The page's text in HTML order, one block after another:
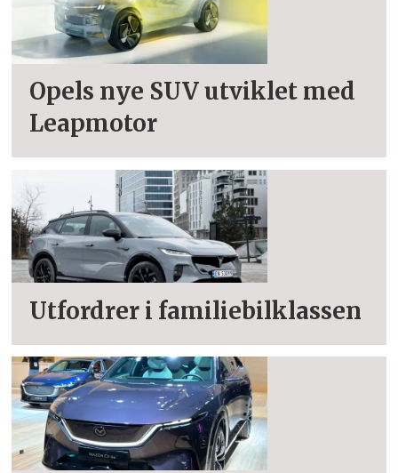
Opels nye SUV utviklet med
Leapmotor
Utfordrer i familiebilklassen